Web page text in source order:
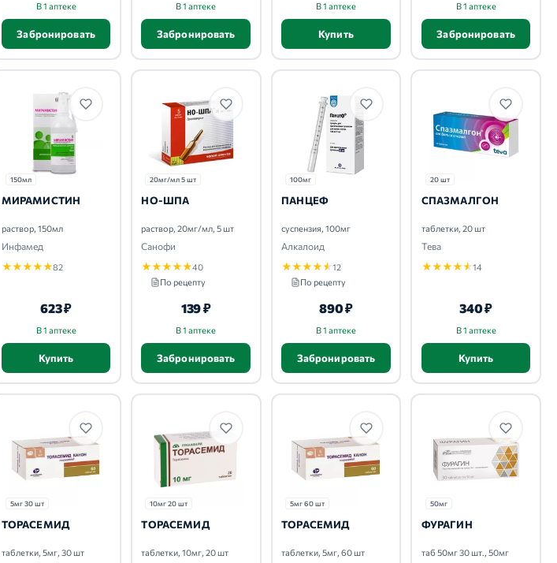
В 1 аптеке
Забронировать
В 1 аптеке
Забронировать
В 1 аптеке
Купить
В 1 аптеке
Забронировать
150мл
МИРАМИСТИН
раствор, 150мл
Инфамед
★★★★★82
623 ₽
В 1 аптеке
Купить
20мг/мл 5 шт
НО-ШПА
раствор, 20мг/мл, 5 шт
Санофи
★★★★★40
По рецепту
139 ₽
В 1 аптеке
Забронировать
100мг
ПАНЦЕФ
суспензия, 100мг
Алкалоид
★★★★★12
По рецепту
890 ₽
В 1 аптеке
Забронировать
20 шт
СПАЗМАЛГОН
таблетки, 20 шт
Тева
★★★★★14
340 ₽
В 1 аптеке
Купить
5мг 30 шт
ТОРАСЕМИД
таблетки, 5мг, 30 шт
10мг 20 шт
ТОРАСЕМИД
таблетки, 10мг, 20 шт
5мг 60 шт
ТОРАСЕМИД
таблетки, 5мг, 60 шт
50мг
ФУРАГИН
таб 50мг 30 шт., 50мг